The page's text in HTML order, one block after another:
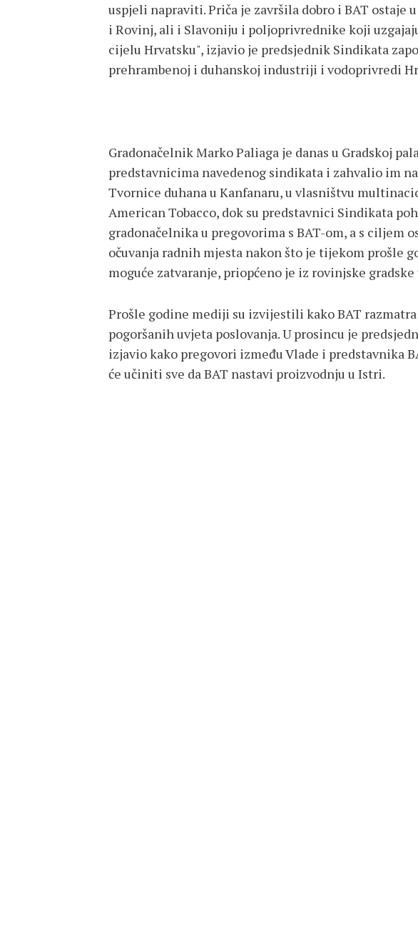
uspjeli napraviti. Priča je završila dobro i BAT ostaje
i Rovinj, ali i Slavoniju i poljoprivrednike koji
cijelu Hrvatsku", izjavio je predsjednik Sindikata
prehrambenoj i duhanskoj industriji i vodoprivredi
Gradonačelnik Marko Paliaga je danas u Gradskoj
predstavnicima navedenog sindikata i zahvalio im
Tvornice duhana u Kanfanaru, u vlasništvu
American Tobacco, dok su predstavnici Sindikata
gradonačelnika u pregovorima s BAT-om, a s ciljem
očuvanja radnih mjesta nakon što je tijekom prošle
moguće zatvaranje, priopćeno je iz rovinjske gradske
Prošle godine mediji su izvijestili kako BAT
pogoršanih uvjeta poslovanja. U prosincu je
izjavio kako pregovori između Vlade i predstavnika
će učiniti sve da BAT nastavi proizvodnju u Istri.